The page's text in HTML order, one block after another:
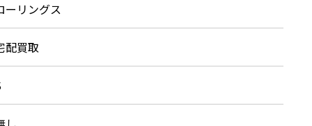
ーリングス
配買取